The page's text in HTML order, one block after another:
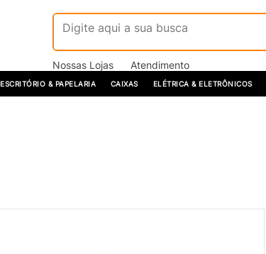
Nossas Lojas Atendimento
ESCRITÓRIO & PAPELARIA CAIXAS ELÉTRICA & ELETRÔNICOS